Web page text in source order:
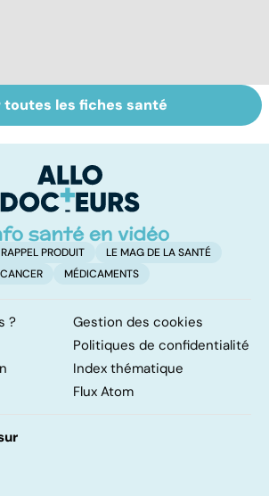
Maladie de
Raynaud : une
au froid
toutes les fiches santé
RAPPEL PRODUIT
LE MAG DE LA SANTÉ
CANCER
MÉDICAMENTS
?
Gestion des cookies
Politiques de confidentialité
Index thématique
Flux Atom